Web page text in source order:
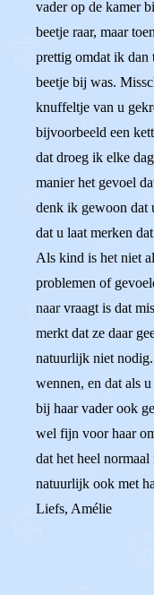
vader op de kamer
beetje raar, maar
prettig omdat ik dan
beetje bij was.
knuffeltje van u
bijvoorbeeld een
dat droeg ik elke
manier het gevoel
denk ik gewoon dat
dat u laat merken
Als kind is het niet
problemen of
naar vraagt is dat
merkt dat ze daar
natuurlijk niet
wennen, en dat als
bij haar vader ook
wel fijn voor haar
dat het heel
natuurlijk ook met
Liefs, Amélie